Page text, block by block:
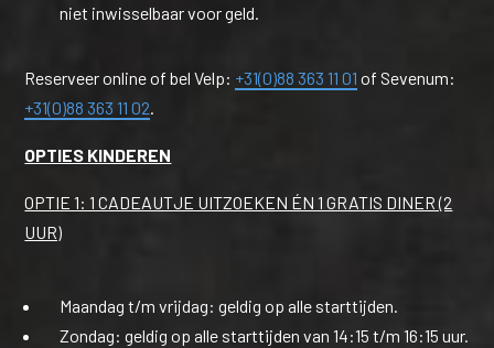
niet inwisselbaar voor geld.
Reserveer online of bel Velp: +31(0)88 363 11 01 of Sevenum:
+31(0)88 363 11 02
OPTIES KINDEREN
OPTIE 1: 1 CADEAUTJE UITZOEKEN ÉN 1 GRATIS DINER (2
UUR)
Maandag t/m vrijdag: geldig op alle starttijden.
Zondag: geldig op alle starttijden van 14:15 t/m 16:15 uur.